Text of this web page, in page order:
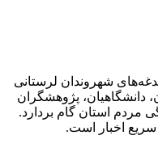
شهروندان لرستانی
دانشگاهیان، پژوهشگران
مردم استان گام بردارد.
سریع اخبار است.